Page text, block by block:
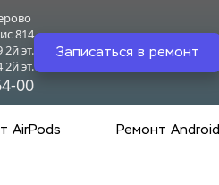
814
эт.
эт.
00
Записаться в ремонт
AirPods Ремонт Android